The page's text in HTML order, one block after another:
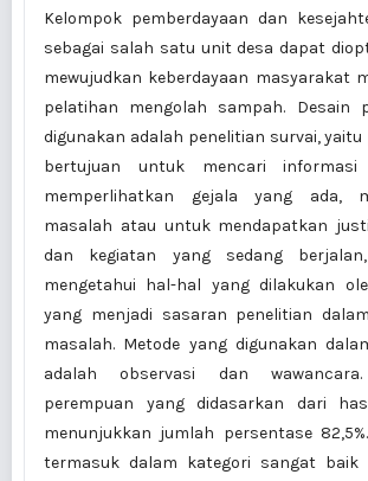
Kelompok pemberdayaan dan
sebagai salah satu unit desa dapat
mewujudkan keberdayaan masyarakat
pelatihan mengolah sampah. Desain
digunakan adalah penelitian survai,
bertujuan untuk mencari
memperlihatkan gejala yang ada,
masalah atau untuk mendapatkan
dan kegiatan yang sedang
mengetahui hal-hal yang dilakukan
yang menjadi sasaran penelitian
masalah. Metode yang digunakan
adalah observasi dan wawancara.
perempuan yang didasarkan dari
menunjukkan jumlah persentase
termasuk dalam kategori sangat baik